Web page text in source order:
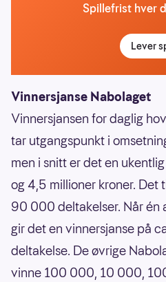
Spillefrist hver
Lever
Vinnersjanse Nabolaget
Vinnersjansen for daglig
tar utgangspunkt i
men i snitt er det en
og 4,5 millioner kroner.
90 000 deltakelser. Når én
gir det en vinnersjanse på
deltakelse. De øvrige
vinne 100 000, 10 000,